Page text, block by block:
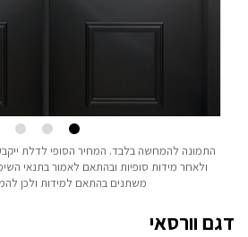
דגם וורסאי
התמונה להמחשה בלבד. המחיר הסופי לדלת
ולאחר מידות סופיות ובהתאם לאמור בתנאי
משתנים בהתאם למידות ולכן